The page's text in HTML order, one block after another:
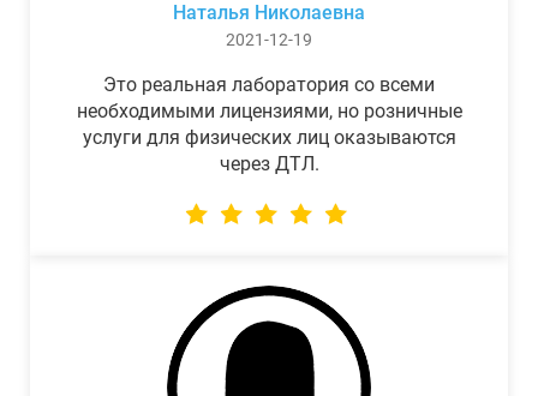
Наталья Николаевна
2021-12-19
Это реальная лаборатория со всеми
необходимыми лицензиями, но розничные
услуги для физических лиц оказываются
через ДТЛ.